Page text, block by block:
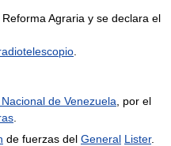
Agraria y se declara el
de Venezuela , por el
de fuerzas del General Lister.